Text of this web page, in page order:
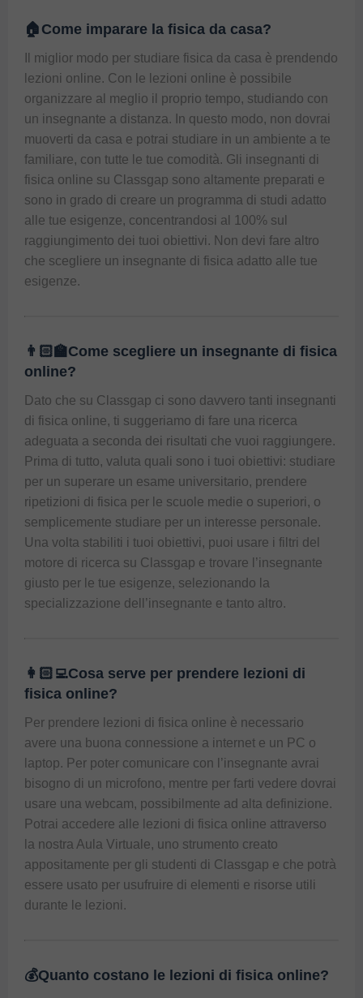
🏠Come imparare la fisica da casa?
Il miglior modo per studiare fisica da casa è prendendo
lezioni online. Con le lezioni online è possibile
organizzare al meglio il proprio tempo, studiando con
un insegnante a distanza. In questo modo, non dovrai
muoverti da casa e potrai studiare in un ambiente a te
familiare, con tutte le tue comodità. Gli insegnanti di
fisica online su Classgap sono altamente preparati e
sono in grado di creare un programma di studi adatto
alle tue esigenze, concentrandosi al 100% sul
raggiungimento dei tuoi obiettivi. Non devi fare altro
che scegliere un insegnante di fisica adatto alle tue
esigenze.
👨🏻‍🏫Come scegliere un insegnante di fisica
online?
Dato che su Classgap ci sono davvero tanti insegnanti
di fisica online, ti suggeriamo di fare una ricerca
adeguata a seconda dei risultati che vuoi raggiungere.
Prima di tutto, valuta quali sono i tuoi obiettivi: studiare
per un superare un esame universitario, prendere
ripetizioni di fisica per le scuole medie o superiori, o
semplicemente studiare per un interesse personale.
Una volta stabiliti i tuoi obiettivi, puoi usare i filtri del
motore di ricerca su Classgap e trovare l’insegnante
giusto per le tue esigenze, selezionando la
specializzazione dell’insegnante e tanto altro.
👩🏻‍💻Cosa serve per prendere lezioni di
fisica online?
Per prendere lezioni di fisica online è necessario
avere una buona connessione a internet e un PC o
laptop. Per poter comunicare con l’insegnante avrai
bisogno di un microfono, mentre per farti vedere dovrai
usare una webcam, possibilmente ad alta definizione.
Potrai accedere alle lezioni di fisica online attraverso
la nostra Aula Virtuale, uno strumento creato
appositamente per gli studenti di Classgap e che potrà
essere usato per usufruire di elementi e risorse utili
durante le lezioni.
💰Quanto costano le lezioni di fisica online?